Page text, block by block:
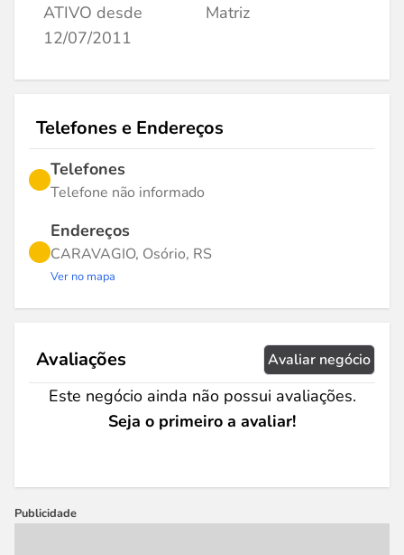
ATIVO desde
12/07/2011
Matriz
Telefones e Endereços
Telefones
Telefone não informado
Endereços
CARAVAGIO, Osório, RS
Ver no mapa
Avaliações Avaliar negócio
Este negócio ainda não possui avaliações.
Seja o primeiro a avaliar!
Publicidade